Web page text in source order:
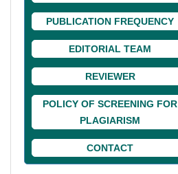
PUBLICATION FREQUENCY
EDITORIAL TEAM
REVIEWER
POLICY OF SCREENING FOR
PLAGIARISM
CONTACT